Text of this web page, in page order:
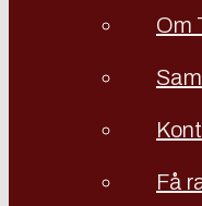
Om
Få